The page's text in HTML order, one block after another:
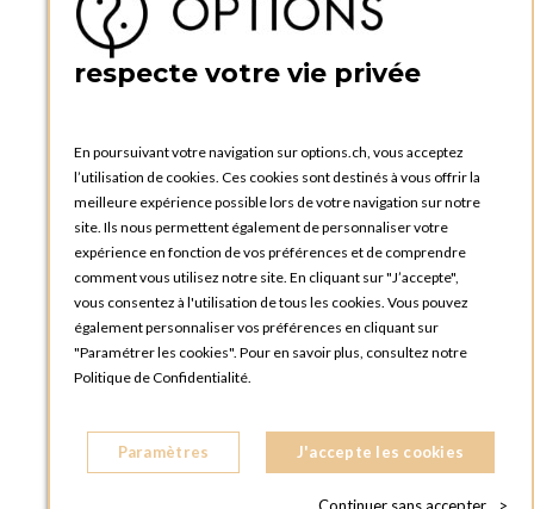
Créer un compte
PRATIQUE
Catalogues et bons de commande
Tutoriels
OPTIONS GENÈVE
81, Route du Bois-des-Frères
1219 Le Lignon
SUISSE
OPTIONS ZURICH
respecte votre vie privée
En poursuivant votre navigation sur options.ch, vous acceptez
l’utilisation de cookies. Ces cookies sont destinés à vous offrir la
meilleure expérience possible lors de votre navigation sur notre
site. Ils nous permettent également de personnaliser votre
expérience en fonction de vos préférences et de comprendre
comment vous utilisez notre site. En cliquant sur "J’accepte",
vous consentez à l'utilisation de tous les cookies. Vous pouvez
également personnaliser vos préférences en cliquant sur
"Paramétrer les cookies". Pour en savoir plus, consultez notre
Politique de Confidentialité.
Paramètres J'accepte les cookies